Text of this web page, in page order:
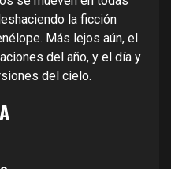
la ficción
Más lejos aún, el
del año, y el día y
del cielo.